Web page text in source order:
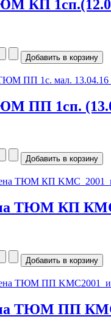
КП
ПП 1сп.
ТЮМ КП КМС.
ТЮМ ПП КМС.